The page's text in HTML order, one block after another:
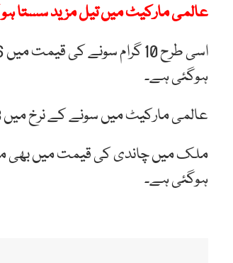
عالمی مارکیٹ میں تیل مزید سستا
ہوگئی ہے۔
عالمی مارکیٹ میں سونے کے نرخ میں 78 ڈالر کا اضافہ ہونے سے فی اونس نرخ 4744 ڈالرتک پہنچ گئے ہیں۔
ہوگئی ہے۔